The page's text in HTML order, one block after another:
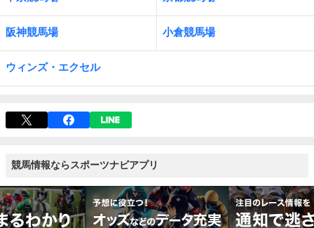
阪神競馬場 小倉競馬場
ウィンズ・エクセル
競馬情報ならスポーツナビアプリ